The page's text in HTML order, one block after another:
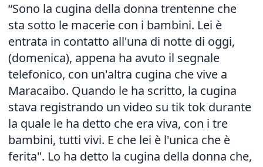
“Sono la cugina della donna trentenne che
sta sotto le macerie con i bambini. Lei è
entrata in contatto all'una di notte di oggi,
(domenica), appena ha avuto il segnale
telefonico, con un'altra cugina che vive a
Maracaibo. Quando le ha scritto, la cugina
stava registrando un video su tik tok durante
la quale le ha detto che era viva, con i tre
bambini, tutti vivi. E che lei è l'unica che è
ferita". Lo ha detto la cugina della donna che,